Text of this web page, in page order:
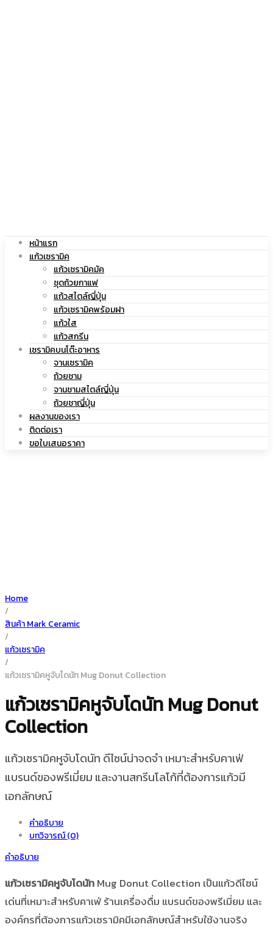
|
เซรามิค
สกรีน
โลโก้
หน้าแรก
แก้วเซรามิค
แก้วเซรามิคมัค
ชุดถ้วยกาแฟ
แก้วสไตล์ญี่ปุ่น
แก้วเซรามิคพร้อมฝา
แก้วใส
แก้วสกรีน
เซรามิคบนโต๊ะอาหาร
จานเซรามิค
ถ้วยชาม
จานชามสไตล์ญี่ปุ่น
ถ้วยชาญี่ปุ่น
ผลงานของเรา
ติดต่อเรา
ขอใบเสนอราคา
Home
/
สินค้า Mark Ceramic
/
แก้วเซรามิค
/
แก้วเซรามิคหูจับโดนัท Mug Donut Collection
แก้วเซรามิคหูจับโดนัท Mug Donut
Collection
แก้วเซรามิคหูจับโดนัท ดีไซน์น่าจดจำ เหมาะสำหรับคาเฟ่
แบรนด์ของพรีเมี่ยม และงานสกรีนโลโก้ที่ต้องการแก้วมี
เอกลักษณ์
คำอธิบาย
บทวิจารณ์ (0)
คำอธิบาย
แก้วเซรามิคหูจับโดนัทMug Donut Collection เป็นแก้วดีไซน์
เด่นที่เหมาะสำหรับคาเฟ่ ร้านเครื่องดื่ม แบรนด์ของพรีเมี่ยม และ
องค์กรที่ต้องการแก้วเซรามิคมีเอกลักษณ์สำหรับใช้งานจริง